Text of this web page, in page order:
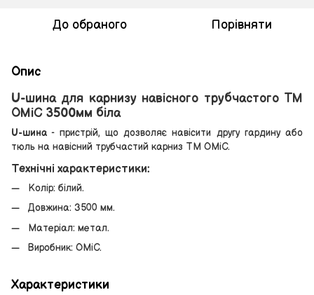
До обраного Порівняти
Опис
U-шина для карнизу навісного трубчастого ТМ
ОМіС 3500мм біла
U-шина - пристрій, що дозволяє навісити другу гардину або
тюль на навісний трубчастий карниз ТМ ОМіС.
Технічні характеристики:
Колір: білий.
Довжина: 3500 мм.
Матеріал: метал.
Виробник: ОМіС.
Характеристики